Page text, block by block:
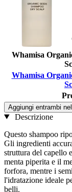
Whamisa
Whamisa
Aggiungi entrambi
Descrizione
Questo shampoo
Gli ingredienti
struttura del capello
menta piperita e il
forfora, mentre i
l'idratazione ideale
belli.